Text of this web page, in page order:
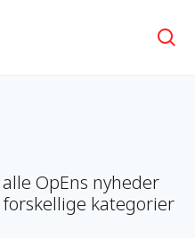
Søg
OpEns nyheder
kategorier